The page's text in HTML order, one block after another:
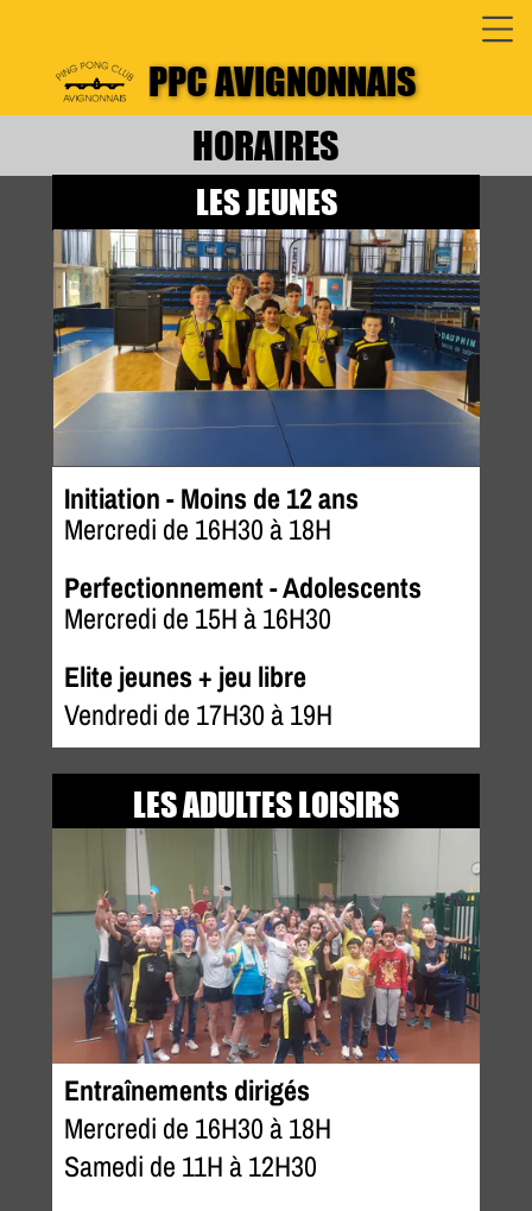
PPC AVIGNONNAIS
HORAIRES
LES JEUNES
Initiation - Moins de 12 ans
Mercredi de 16H30 à 18H
Perfectionnement - Adolescents
Mercredi de 15H à 16H30
Elite jeunes + jeu libre
Vendredi de 17H30 à 19H
LES ADULTES LOISIRS
Entraînements dirigés
Mercredi de 16H30 à 18H
Samedi de 11H à 12H30